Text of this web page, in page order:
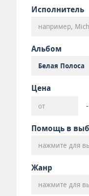
Исполнитель
Альбом
Цена
-
Помощь в
нажмите для
Жанр
нажмите для